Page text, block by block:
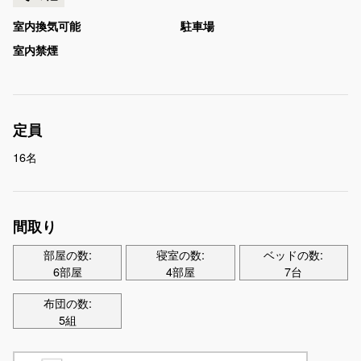
室内換気可能
駐車場
室内禁煙
定員
16名
間取り
部屋の数:
6部屋
寝室の数:
4部屋
ベッドの数:
7台
布団の数:
5組